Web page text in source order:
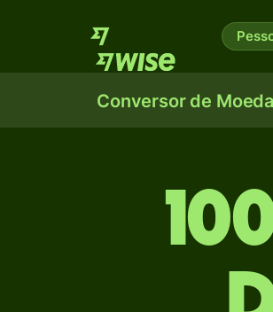
Conversor de